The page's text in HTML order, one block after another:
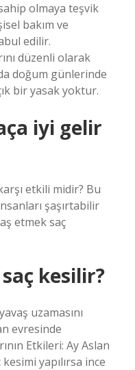
olmaya teşvik
bakım ve
edilir.
düzenli olarak
doğum günlerinde
bir yasak yoktur.
iyi gelir
etkili midir? Bu
şaşırtabilir
etmek saç
kesilir?
uzamasını
evresinde
Etkileri: Ay Aslan
yapılırsa ince